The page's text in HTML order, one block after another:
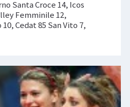
Santa Croce 14, Icos
Femminile 12,
Cedat 85 San Vito 7,